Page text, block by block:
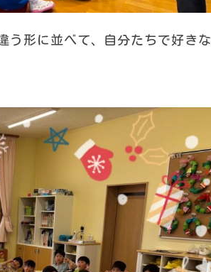
う形に並べて、自分たちで好きな